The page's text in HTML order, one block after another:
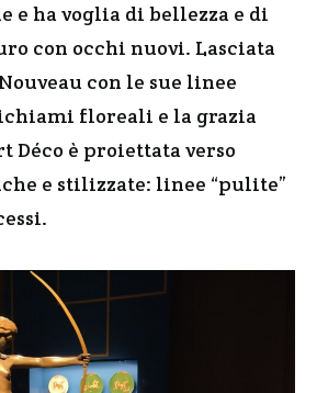
e ha voglia di bellezza e di
con occhi nuovi. Lasciata
con le sue linee
floreali e la grazia
Déco è proiettata verso
e stilizzate: linee “pulite”